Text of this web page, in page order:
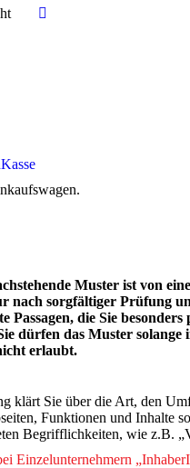
Instagram
Kasse
Muster ist von
nach sorgfältiger Prüfung
Passagen, die Sie
dürfen das Muster
erlaubt.
klärt Sie über die Art, den
Funktionen und Inhalte
Begrifflichkeiten, wie z.B.
Einzelunternehmern